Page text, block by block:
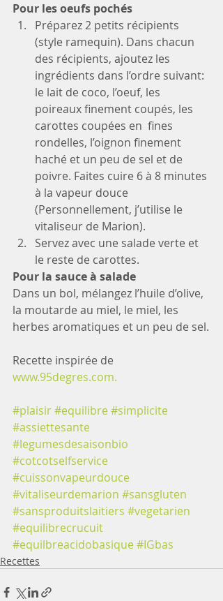
Pour les oeufs pochés
Préparez 2 petits récipients
(style ramequin). Dans chacun
des récipients, ajoutez les
ingrédients dans l’ordre suivant:
le lait de coco, l’oeuf, les
poireaux finement coupés, les
carottes coupées en  fines
rondelles, l’oignon finement
haché et un peu de sel et de
poivre. Faites cuire 6 à 8 minutes
à la vapeur douce
(Personnellement, j’utilise le
vitaliseur de Marion).
Servez avec une salade verte et
le reste de carottes.
Pour la sauce à salade
Dans un bol, mélangez l’huile d’olive,
la moutarde au miel, le miel, les
herbes aromatiques et un peu de sel.
Recette inspirée de
www.95degres.com.
#plaisir#equilibre #simplicite
#assiettesante
#legumesdesaisonbio
#cotcotselfservice
#cuissonvapeurdouce
#vitaliseurdemarion #sansgluten
#sansproduitslaitiers #vegetarien
#equilibrecrucuit
#equilbreacidobasique #IGbas
Recettes